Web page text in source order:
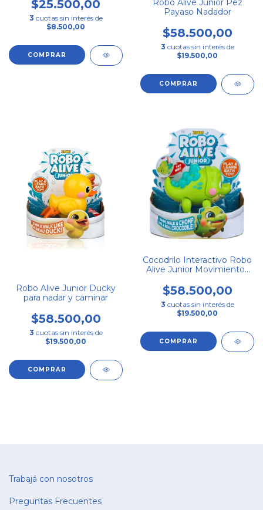
$25.500,00
3 cuotas sin interés de
$8.500,00
Payaso Nadador
$58.500,00
3 cuotas sin interés de
$19.500,00
Robo Alive Junior Ducky
para nadar y caminar
$58.500,00
3 cuotas sin interés de
$19.500,00
Cocodrilo Interactivo Robo
Alive Junior Movimientos
$58.500,00
3 cuotas sin interés de
$19.500,00
Trabajá con nosotros
Preguntas Frecuentes